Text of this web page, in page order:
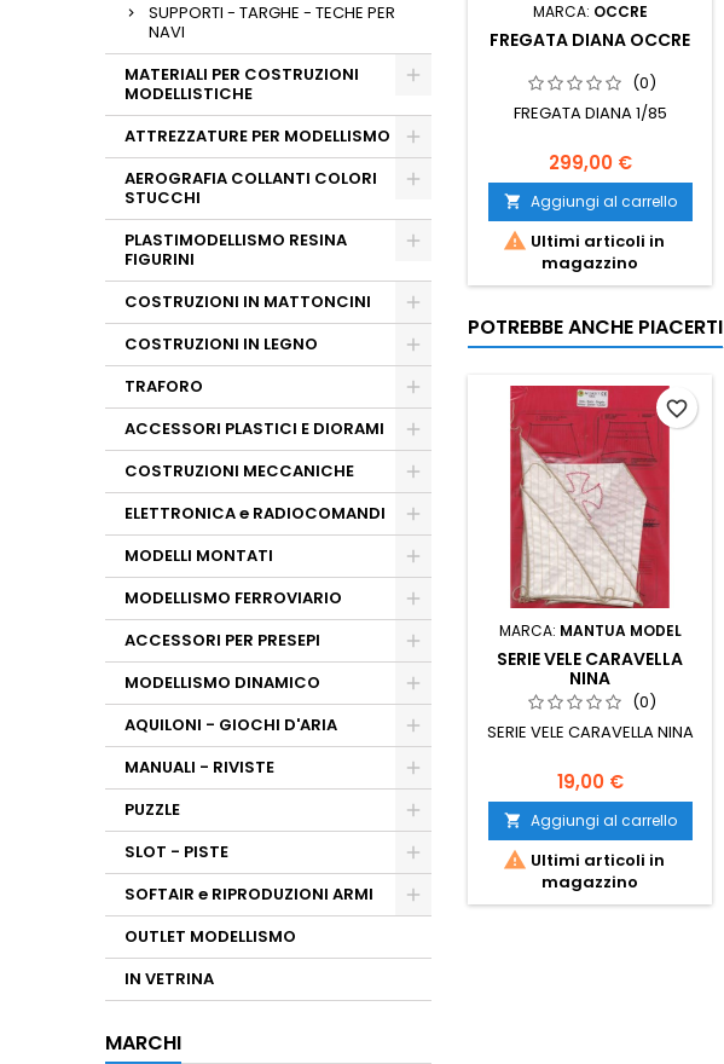
SUPPORTI - TARGHE - TECHE PER
NAVI
MATERIALI PER COSTRUZIONI
MODELLISTICHE
ATTREZZATURE PER MODELLISMO
AEROGRAFIA COLLANTI COLORI
STUCCHI
PLASTIMODELLISMO RESINA
FIGURINI
COSTRUZIONI IN MATTONCINI
COSTRUZIONI IN LEGNO
TRAFORO
ACCESSORI PLASTICI E DIORAMI
COSTRUZIONI MECCANICHE
ELETTRONICA e RADIOCOMANDI
MODELLI MONTATI
MODELLISMO FERROVIARIO
ACCESSORI PER PRESEPI
MODELLISMO DINAMICO
AQUILONI - GIOCHI D'ARIA
MANUALI - RIVISTE
PUZZLE
SLOT - PISTE
SOFTAIR e RIPRODUZIONI ARMI
OUTLET MODELLISMO
IN VETRINA
MARCHI
MARCA: OCCRE
FREGATA DIANA OCCRE
(0)
FREGATA DIANA 1/85
299,00 €
 Aggiungi al carrello
 Ultimi articoli in
magazzino
POTREBBE ANCHE PIACERTI
MARCA: MANTUA MODEL
SERIE VELE CARAVELLA
NINA
(0)
SERIE VELE CARAVELLA NINA
19,00 €
 Aggiungi al carrello
 Ultimi articoli in
magazzino
favorite_border